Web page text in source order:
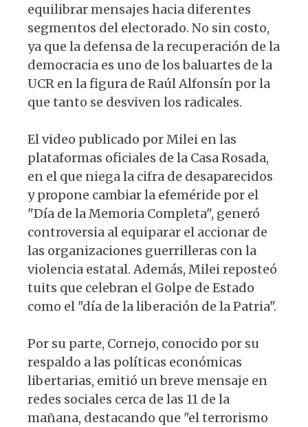
equilibrar mensajes hacia diferentes
segmentos del electorado. No sin costo,
ya que la defensa de la recuperación de la
democracia es uno de los baluartes de la
UCR en la figura de Raúl Alfonsín por la
que tanto se desviven los radicales.
El video publicado por Milei en las
plataformas oficiales de la Casa Rosada,
en el que niega la cifra de desaparecidos
y propone cambiar la efeméride por el
"Día de la Memoria Completa", generó
controversia al equiparar el accionar de
las organizaciones guerrilleras con la
violencia estatal. Además, Milei reposteó
tuits que celebran el Golpe de Estado
como el "día de la liberación de la Patria".
Por su parte, Cornejo, conocido por su
respaldo a las políticas económicas
libertarias, emitió un breve mensaje en
redes sociales cerca de las 11 de la
mañana, destacando que "el terrorismo